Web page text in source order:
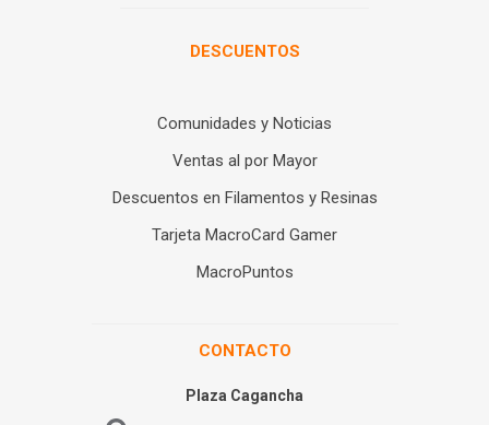
DESCUENTOS
Comunidades y Noticias
Ventas al por Mayor
Descuentos en Filamentos y Resinas
Tarjeta MacroCard Gamer
MacroPuntos
CONTACTO
Plaza Cagancha